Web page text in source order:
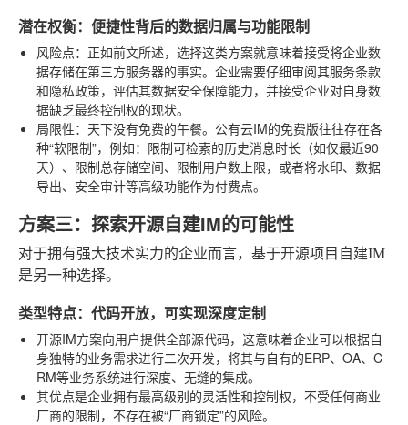
潜在权衡：便捷性背后的数据归属与功能限制
风险点：正如前文所述，选择这类方案就意味着接受将企业数
据存储在第三方服务器的事实。企业需要仔细审阅其服务条款
和隐私政策，评估其数据安全保障能力，并接受企业对自身数
据缺乏最终控制权的现状。
局限性：天下没有免费的午餐。公有云IM的免费版往往存在各
种“软限制”，例如：限制可检索的历史消息时长（如仅最近90
天）、限制总存储空间、限制用户数上限，或者将水印、数据
导出、安全审计等高级功能作为付费点。
方案三：探索开源自建IM的可能性
对于拥有强大技术实力的企业而言，基于开源项目自建IM
是另一种选择。
类型特点：代码开放，可实现深度定制
开源IM方案向用户提供全部源代码，这意味着企业可以根据自
身独特的业务需求进行二次开发，将其与自有的ERP、OA、C
RM等业务系统进行深度、无缝的集成。
其优点是企业拥有最高级别的灵活性和控制权，不受任何商业
厂商的限制，不存在被“厂商锁定”的风险。